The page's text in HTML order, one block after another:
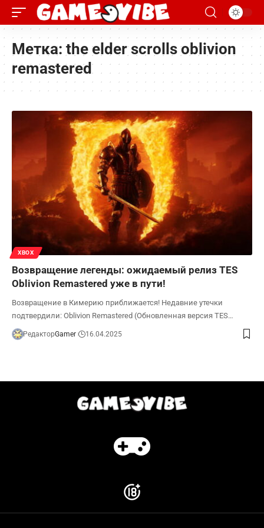
Метка:the elder scrolls oblivion
remastered
XBOX
Возвращение легенды: ожидаемый релиз TES
Oblivion Remastered уже в пути!
Возвращение в Кимерию приближается! Недавние утечки
подтвердили: Oblivion Remastered (Обновленная версия TES…
РедакторGamer 16.04.2025